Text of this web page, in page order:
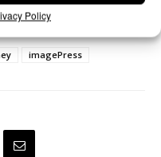
Policy
imagePress